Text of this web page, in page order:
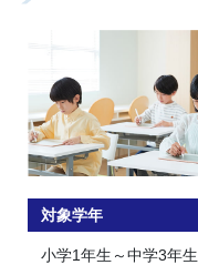
対象学年
小学1年生～中学3年生